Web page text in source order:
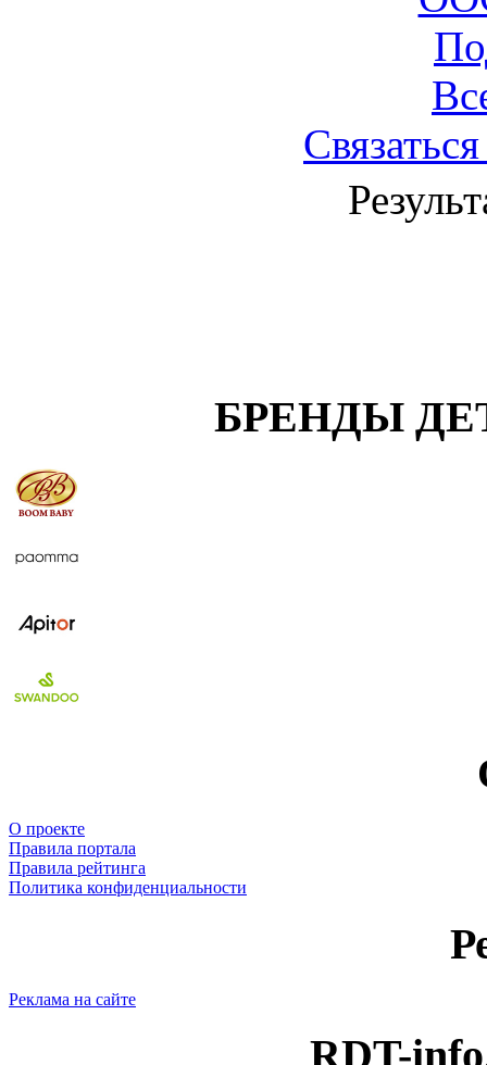
БРЕНДЫ
О проекте
Правила портала
Правила рейтинга
Политика конфиденциальности
Реклама на сайте
RDT-